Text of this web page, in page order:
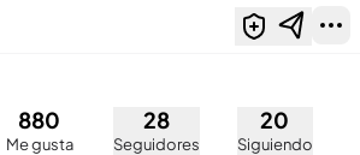
Azul michelle
880
Me gusta
28
Seguidores
20
Siguiendo